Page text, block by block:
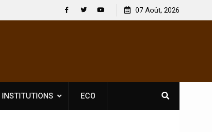
pour les spectacles : En
culturel Soldat Jahboy se
[France-Présidentielle 2027]
souveraineté démocratique
07 Août, 2026
INSTITUTIONS ECO